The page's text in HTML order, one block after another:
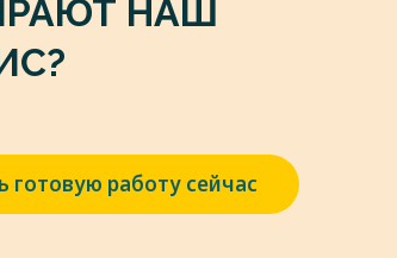
НАШ
готовую работу сейчас